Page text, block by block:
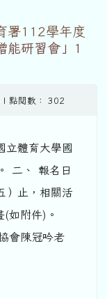
署112學年度
能研習會」1
點閱數： 302
體育大學國
二、 報名日
）止，相關活
如附件)。
會陳冠吟老